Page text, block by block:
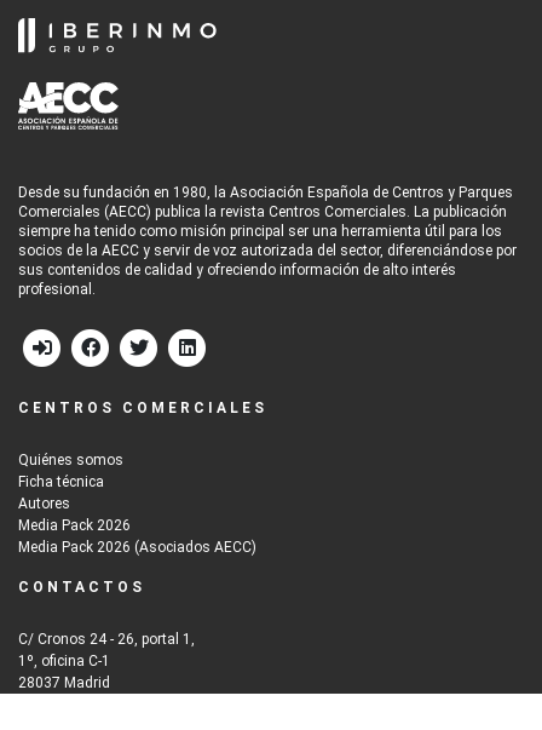
Desde su fundación en 1980, la Asociación Española de Centros y Parques
Comerciales (AECC) publica la revista Centros Comerciales. La publicación
siempre ha tenido como misión principal ser una herramienta útil para los
socios de la AECC y servir de voz autorizada del sector, diferenciándose por
sus contenidos de calidad y ofreciendo información de alto interés
profesional.
CENTROS COMERCIALES
Quiénes somos
Ficha técnica
Autores
Media Pack 2026
Media Pack 2026 (Asociados AECC)
CONTACTOS
C/ Cronos 24 - 26, portal 1,
1º, oficina C-1
28037 Madrid